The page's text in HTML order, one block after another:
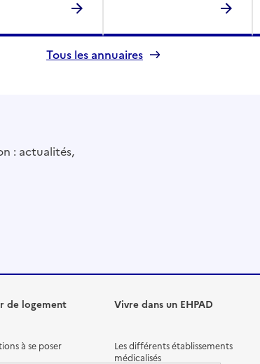
Tous les annuaires
: actualités,
de logement
à se poser
Vivre dans un EHPAD
Les différents établissements
médicalisés